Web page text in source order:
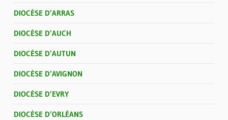
DIOCÈSE D’ARRAS
DIOCÈSE D’AUCH
DIOCÈSE D’AUTUN
DIOCÈSE D’AVIGNON
DIOCÈSE D’EVRY
DIOCÈSE D’ORLÉANS